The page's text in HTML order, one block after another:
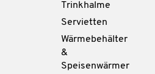
Trinkhalme
Servietten
Wärmebehälter
&
Speisenwärmer